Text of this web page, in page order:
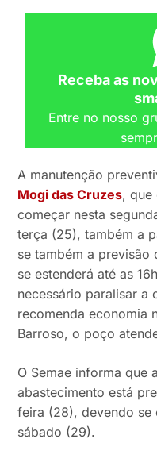
Receba as
Entre no nosso
A manutenção
Mogi das Cruzes, que
começar nesta
terça (25), também a
se também a
se estenderá até as
necessário paralisar a
recomenda economia
Barroso, o poço
O Semae informa que
abastecimento está
feira (28), devendo se
sábado (29).